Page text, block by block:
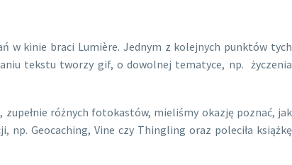
w kinie braci Lumière. Jednym z kolejnych punktów tych
tekstu tworzy gif, o dowolnej tematyce, np. życzenia
zupełnie różnych fotokastów, mieliśmy okazję poznać, jak
Geocaching, Vine czy Thingling oraz poleciła książkę